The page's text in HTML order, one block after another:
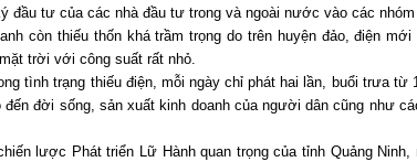
đầu tư của các nhà đầu tư trong và ngoài nước vào các
còn thiếu thốn khá trầm trọng do trên huyện đảo, điện
trời với công suất rất nhỏ.
tình trạng thiếu điện, mỗi ngày chỉ phát hai lần, buổi trưa từ
đời sống, sản xuất kinh doanh của người dân cũng như
lược Phát triển Lữ Hành quan trọng của tỉnh Quảng Ninh,